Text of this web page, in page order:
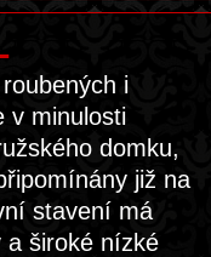
i
v minulosti
domku,
již na
stavení má
a široké nízké